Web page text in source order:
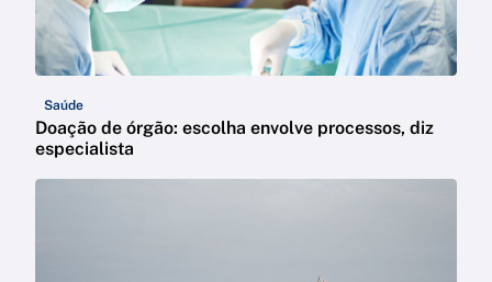
Saúde
Doação de órgão: escolha envolve processos, diz
especialista